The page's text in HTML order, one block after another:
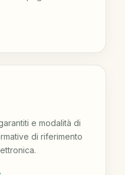
e modalità di
di riferimento